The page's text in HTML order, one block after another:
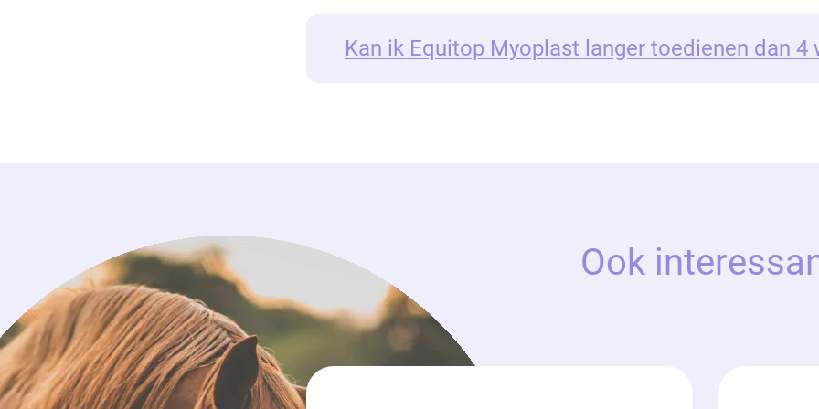
Kan ik Equitop Myoplast langer toedienen dan 4
Ook